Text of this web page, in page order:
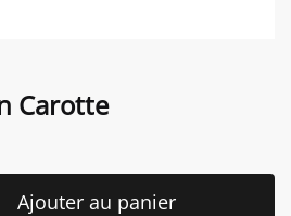
Carotte
Ajouter au panier